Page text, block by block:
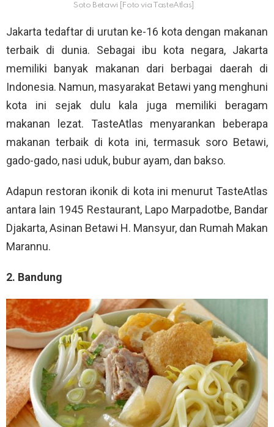
Soto Betawi [Foto via TasteAtlas]
Jakarta tedaftar di urutan ke-16 kota dengan makanan
terbaik di dunia. Sebagai ibu kota negara, Jakarta
memiliki banyak makanan dari berbagai daerah di
Indonesia. Namun, masyarakat Betawi yang menghuni
kota ini sejak dulu kala juga memiliki beragam
makanan lezat. TasteAtlas menyarankan beberapa
makanan terbaik di kota ini, termasuk soro Betawi,
gado-gado, nasi uduk, bubur ayam, dan bakso.
Adapun restoran ikonik di kota ini menurut TasteAtlas
antara lain 1945 Restaurant, Lapo Marpadotbe, Bandar
Djakarta, Asinan Betawi H. Mansyur, dan Rumah Makan
Marannu.
2. Bandung